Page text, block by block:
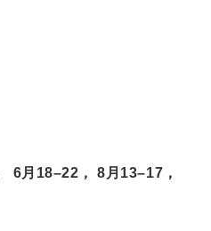
6月18–22， 8月13–17，